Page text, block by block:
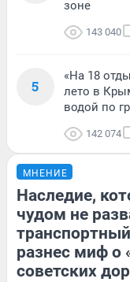
зоне
143 040
5
«На 18
лето в
водой по
142 074
МНЕНИЕ
Наследие,
чудом не
разнес миф о
советских